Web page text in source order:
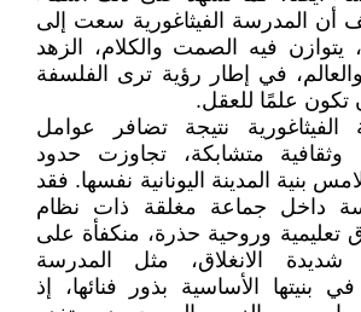
أن المدرسة الفيثاغورية سعت إلى
يتوازن فيه الصمت والكلام، الزهد
في إطار رؤية ترى الفلسفة
تكون علمًا للعقل.
نتيجة تضافر عوامل
وثقافية متشابكة، تجاوزت حدود
بنية المدينة اليونانية نفسها. فقد
داخل جماعة مغلقة ذات نظام
تعليمية وروحية حذرة، منكفأة على
الانغلاق، مثل المدرسة
في بنيتها الأساسية بذور فنائها، إذ